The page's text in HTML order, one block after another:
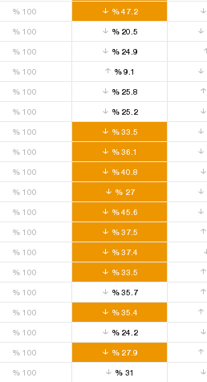
%100 %47.2
%100 %20.5
%100 %24.9
%100 %9.1
%100 %25.8
%100 %25.2
%100 %33.5
%100 %36.1
%100 %40.8
%100 %27
%100 %45.6
%100 %37.5
%100 %37.4
%100 %33.5
%100 %35.7
%100 %35.4
%100 %24.2
%100 %27.9
%100 %31